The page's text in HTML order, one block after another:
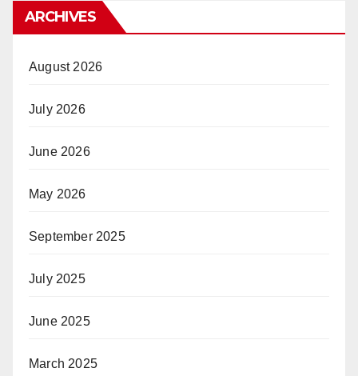
ARCHIVES
August 2026
July 2026
June 2026
May 2026
September 2025
July 2025
June 2025
March 2025